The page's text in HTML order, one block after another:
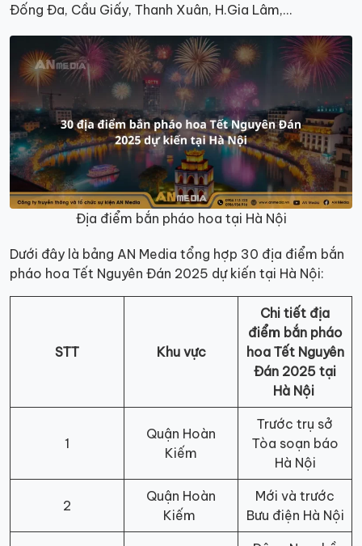
Đống Đa, Cầu Giấy, Thanh Xuân, H.Gia Lâm,…
Địa điểm bắn pháo hoa tại Hà Nội
Dưới đây là bảng AN Media tổng hợp 30 địa điểm bắn
pháo hoa Tết Nguyên Đán 2025 dự kiến tại Hà Nội:
STT Khu vực
Chi tiết địa
điểm bắn pháo
hoa Tết Nguyên
Đán 2025 tại
Hà Nội
1
Quận Hoàn
Kiếm
Trước trụ sở
Tòa soạn báo
Hà Nội
2
Quận Hoàn
Kiếm
Mới và trước
Bưu điện Hà Nội